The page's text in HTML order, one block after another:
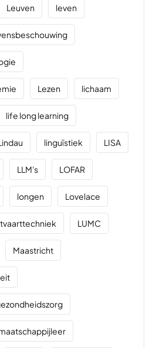
Leuven leven
Lezen lichaam
life long learning
linguïstiek LISA
LLM's LOFAR
longen Lovelace
LUMC
Maastricht